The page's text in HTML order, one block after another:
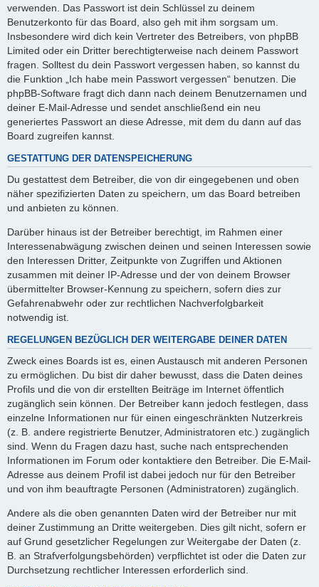
verwenden. Das Passwort ist dein Schlüssel zu deinem
Benutzerkonto für das Board, also geh mit ihm sorgsam um.
Insbesondere wird dich kein Vertreter des Betreibers, von phpBB
Limited oder ein Dritter berechtigterweise nach deinem Passwort
fragen. Solltest du dein Passwort vergessen haben, so kannst du
die Funktion „Ich habe mein Passwort vergessen“ benutzen. Die
phpBB-Software fragt dich dann nach deinem Benutzernamen und
deiner E-Mail-Adresse und sendet anschließend ein neu
generiertes Passwort an diese Adresse, mit dem du dann auf das
Board zugreifen kannst.
GESTATTUNG DER DATENSPEICHERUNG
Du gestattest dem Betreiber, die von dir eingegebenen und oben
näher spezifizierten Daten zu speichern, um das Board betreiben
und anbieten zu können.
Darüber hinaus ist der Betreiber berechtigt, im Rahmen einer
Interessenabwägung zwischen deinen und seinen Interessen sowie
den Interessen Dritter, Zeitpunkte von Zugriffen und Aktionen
zusammen mit deiner IP-Adresse und der von deinem Browser
übermittelter Browser-Kennung zu speichern, sofern dies zur
Gefahrenabwehr oder zur rechtlichen Nachverfolgbarkeit
notwendig ist.
REGELUNGEN BEZÜGLICH DER WEITERGABE DEINER DATEN
Zweck eines Boards ist es, einen Austausch mit anderen Personen
zu ermöglichen. Du bist dir daher bewusst, dass die Daten deines
Profils und die von dir erstellten Beiträge im Internet öffentlich
zugänglich sein können. Der Betreiber kann jedoch festlegen, dass
einzelne Informationen nur für einen eingeschränkten Nutzerkreis
(z. B. andere registrierte Benutzer, Administratoren etc.) zugänglich
sind. Wenn du Fragen dazu hast, suche nach entsprechenden
Informationen im Forum oder kontaktiere den Betreiber. Die E-Mail-
Adresse aus deinem Profil ist dabei jedoch nur für den Betreiber
und von ihm beauftragte Personen (Administratoren) zugänglich.
Andere als die oben genannten Daten wird der Betreiber nur mit
deiner Zustimmung an Dritte weitergeben. Dies gilt nicht, sofern er
auf Grund gesetzlicher Regelungen zur Weitergabe der Daten (z.
B. an Strafverfolgungsbehörden) verpflichtet ist oder die Daten zur
Durchsetzung rechtlicher Interessen erforderlich sind.